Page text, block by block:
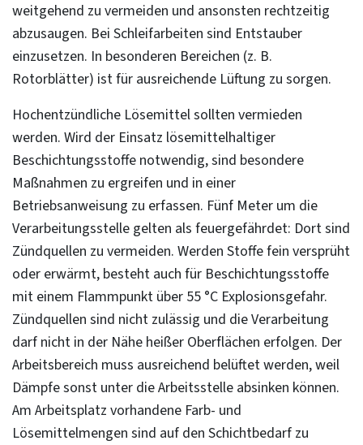
weitgehend zu vermeiden und ansonsten rechtzeitig
abzusaugen. Bei Schleifarbeiten sind Entstauber
einzusetzen. In besonderen Bereichen (z. B.
Rotorblätter) ist für ausreichende Lüftung zu sorgen.
Hochentzündliche Lösemittel sollten vermieden
werden. Wird der Einsatz lösemittelhaltiger
Beschichtungsstoffe notwendig, sind besondere
Maßnahmen zu ergreifen und in einer
Betriebsanweisung zu erfassen. Fünf Meter um die
Verarbeitungsstelle gelten als feuergefährdet: Dort sind
Zündquellen zu vermeiden. Werden Stoffe fein versprüht
oder erwärmt, besteht auch für Beschichtungsstoffe
mit einem Flammpunkt über 55 °C Explosionsgefahr.
Zündquellen sind nicht zulässig und die Verarbeitung
darf nicht in der Nähe heißer Oberflächen erfolgen. Der
Arbeitsbereich muss ausreichend belüftet werden, weil
Dämpfe sonst unter die Arbeitsstelle absinken können.
Am Arbeitsplatz vorhandene Farb- und
Lösemittelmengen sind auf den Schichtbedarf zu